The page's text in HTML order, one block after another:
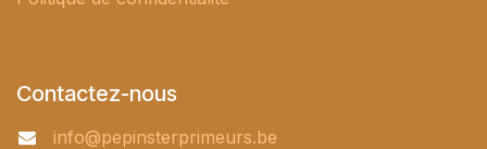
Contactez-nous
info@pepinsterprimeurs.be